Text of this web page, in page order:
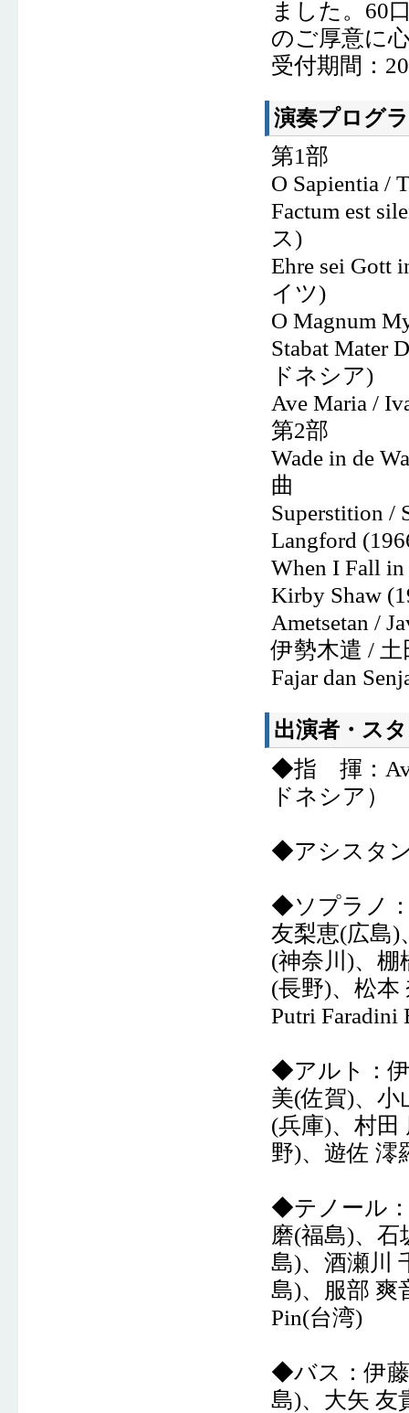
ました。60
のご厚意に
受付期間：
演奏プログ
第1部
O Sapientia /
Factum est
ス)
Ehre sei Gott
イツ)
O Magnum
Stabat Mater
ドネシア)
Ave Maria /
第2部
Wade in de
曲
Superstition /
Langford
When I Fall
Kirby Shaw
Ametsetan /
伊勢木遣 / 土
Fajar dan
出演者・ス
◆指 揮：
ドネシア）
◆アシスタ
◆ソプラノ
友梨恵(広島)
(神奈川)、棚
(長野)、松本
Putri
◆アルト：伊
美(佐賀)、小
(兵庫)、村田
野)、遊佐 澪
◆テノール：
磨(福島)、石
島)、酒瀬川
島)、服部 爽
Pin(台湾)
◆バス：伊藤
島)、大矢 友